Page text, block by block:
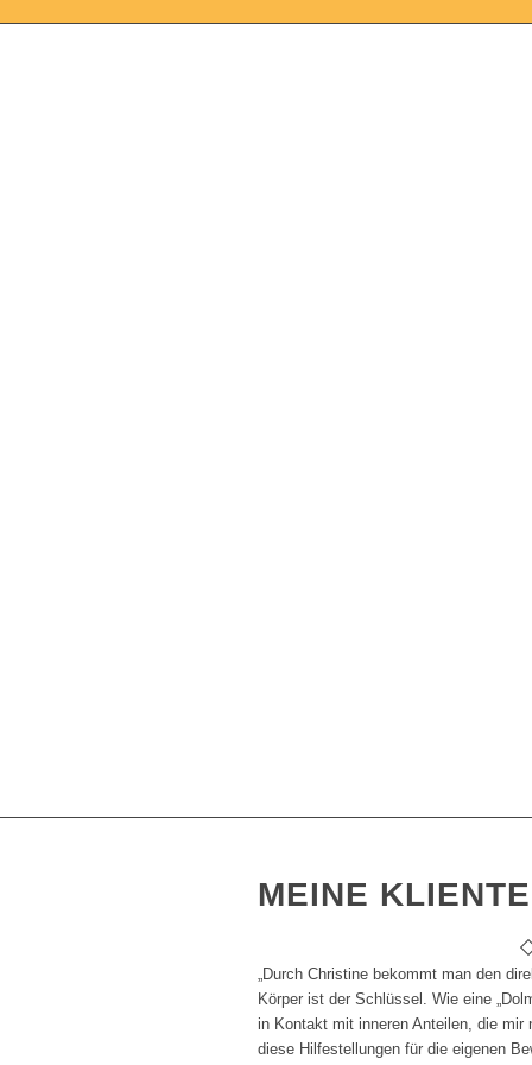
MEINE
„Durch Christine bekommt man den
Körper ist der Schlüssel. Wie eine
in Kontakt mit inneren Anteilen, die
diese Hilfestellungen für die eigenen